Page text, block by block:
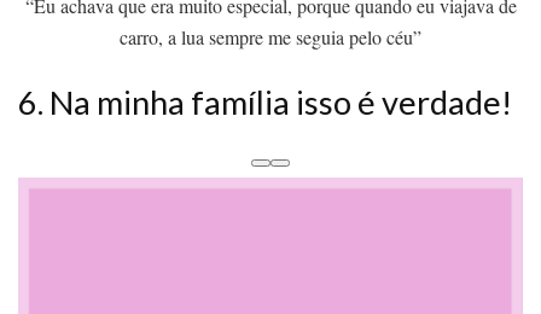
“Eu achava que era muito especial, porque quando eu viajava de
carro, a lua sempre me seguia pelo céu”
6. Na minha família isso é verdade!